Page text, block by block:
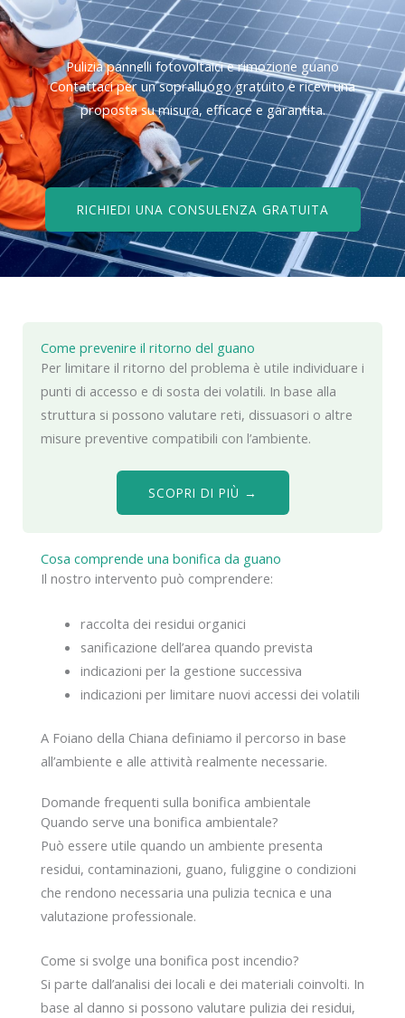
Pulizia pannelli fotovoltaici e rimozione guano
Contattaci per un sopralluogo gratuito e ricevi una
proposta su misura, efficace e garantita.
RICHIEDI UNA CONSULENZA GRATUITA
Cosa comprende una bonifica da guano
Il nostro intervento può comprendere:
raccolta dei residui organici
sanificazione dell’area quando prevista
indicazioni per la gestione successiva
indicazioni per limitare nuovi accessi dei volatili
A Foiano della Chiana definiamo il percorso in base
all’ambiente e alle attività realmente necessarie.
Domande frequenti sulla bonifica ambientale
Quando serve una bonifica ambientale?
Può essere utile quando un ambiente presenta
residui, contaminazioni, guano, fuliggine o condizioni
che rendono necessaria una pulizia tecnica e una
valutazione professionale.
Come si svolge una bonifica post incendio?
Si parte dall’analisi dei locali e dei materiali coinvolti. In
base al danno si possono valutare pulizia dei residui,
Come prevenire il ritorno del guano
Per limitare il ritorno del problema è utile individuare i
punti di accesso e di sosta dei volatili. In base alla
struttura si possono valutare reti, dissuasori o altre
misure preventive compatibili con l’ambiente.
SCOPRI DI PIÙ →